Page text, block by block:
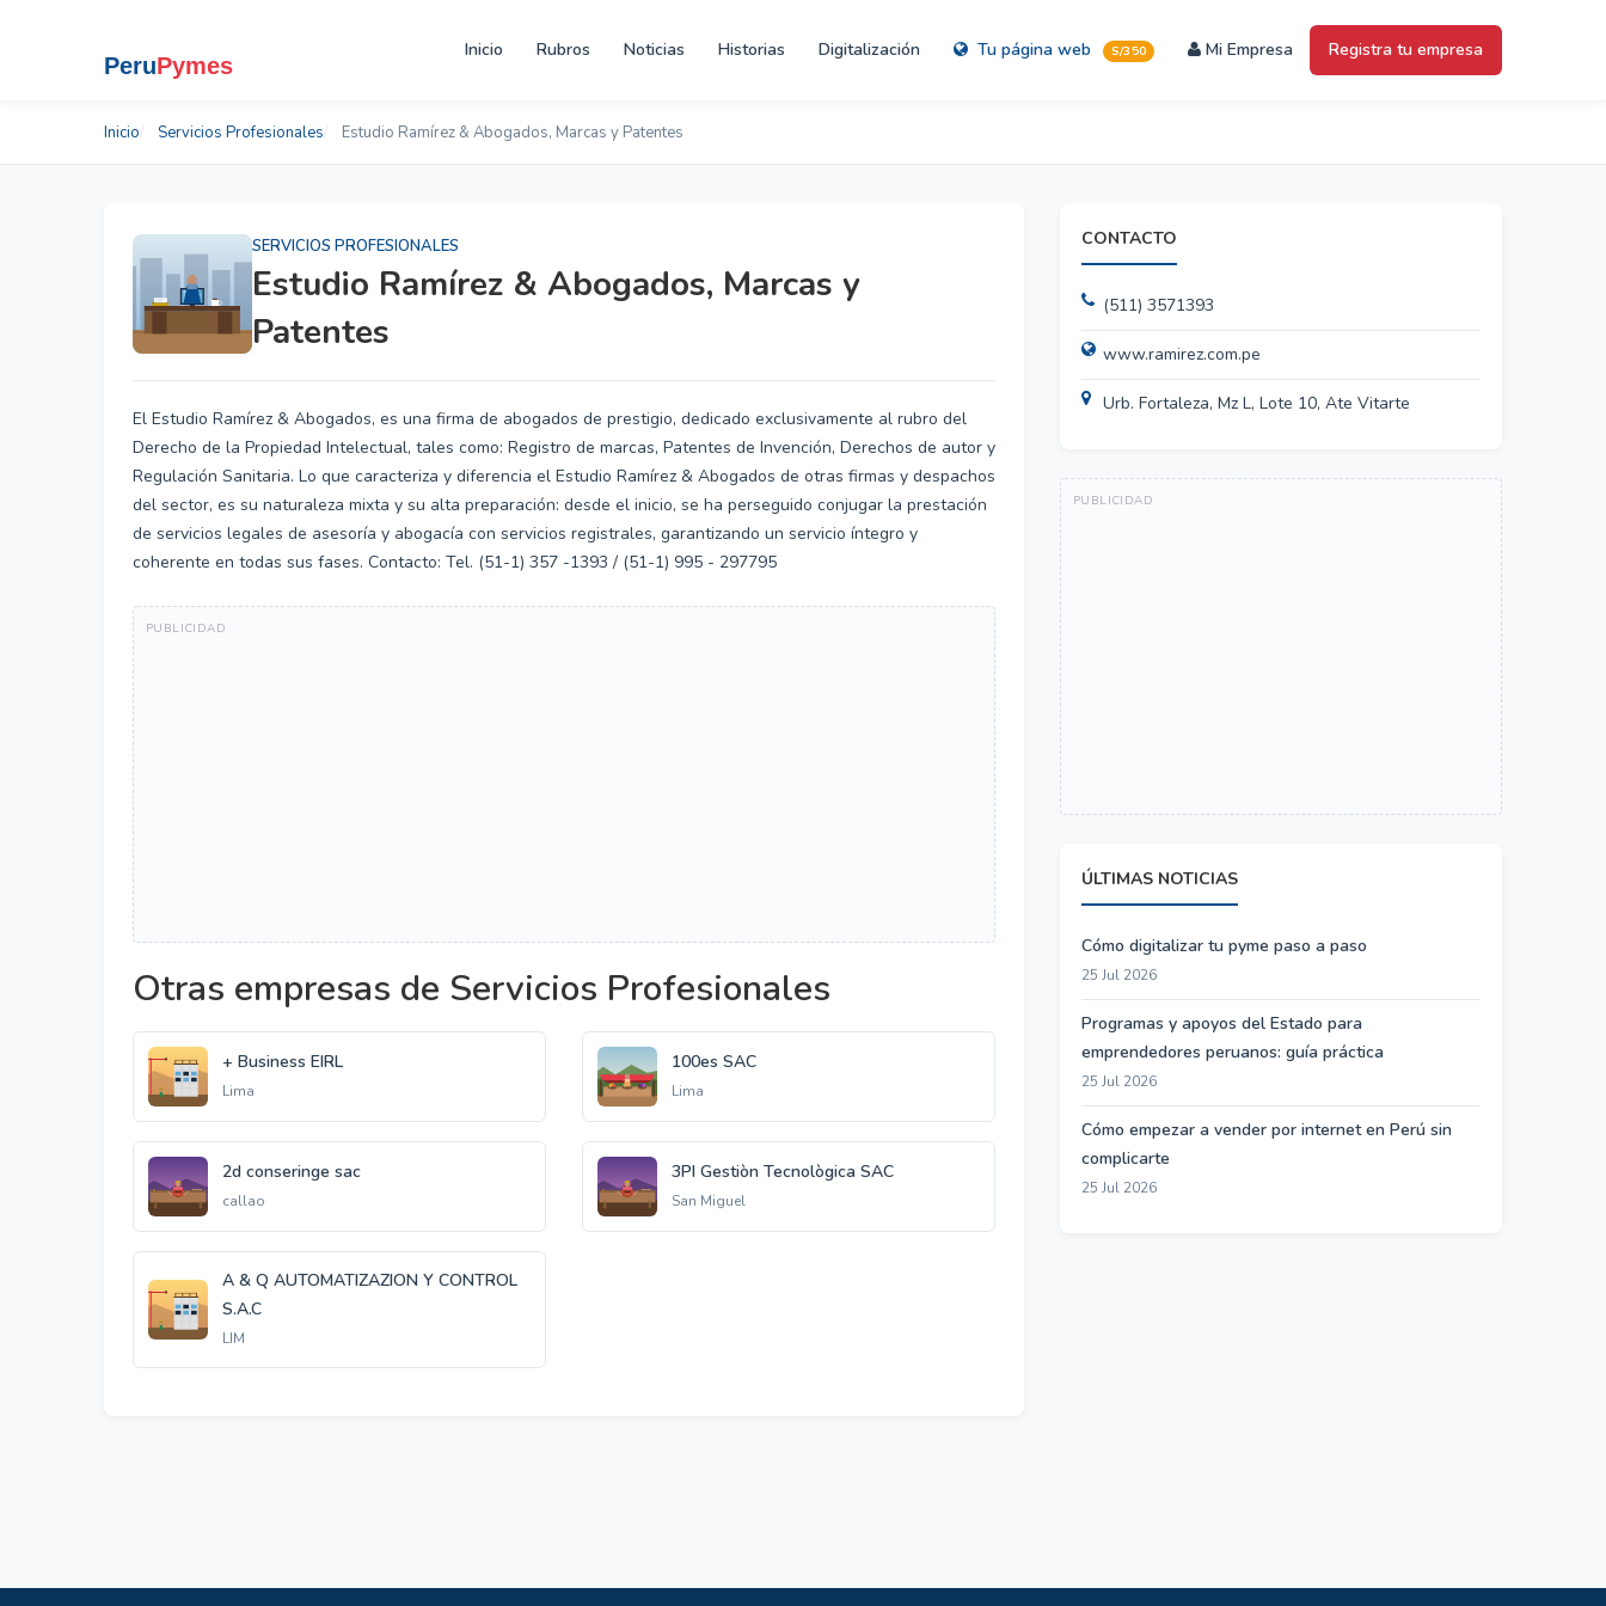
Inicio Rubros Noticias Historias Digitalización Tu página web S/350 Mi Empresa Registra tu empresa
Inicio Servicios Profesionales Estudio Ramírez & Abogados, Marcas y Patentes
SERVICIOS PROFESIONALES
Estudio Ramírez & Abogados, Marcas y
Patentes
El Estudio Ramírez & Abogados, es una firma de abogados de prestigio, dedicado exclusivamente al rubro del
Derecho de la Propiedad Intelectual, tales como: Registro de marcas, Patentes de Invención, Derechos de autor y
Regulación Sanitaria. Lo que caracteriza y diferencia el Estudio Ramírez & Abogados de otras firmas y despachos
del sector, es su naturaleza mixta y su alta preparación: desde el inicio, se ha perseguido conjugar la prestación
de servicios legales de asesoría y abogacía con servicios registrales, garantizando un servicio íntegro y
coherente en todas sus fases. Contacto: Tel. (51-1) 357 -1393 / (51-1) 995 - 297795
Otras empresas de Servicios Profesionales
+ Business EIRL
Lima
100es SAC
Lima
2d conseringe sac
callao
3PI Gestiòn Tecnològica SAC
San Miguel
A & Q AUTOMATIZAZION Y CONTROL
S.A.C
LIM
CONTACTO
(511) 3571393
www.ramirez.com.pe
Urb. Fortaleza, Mz L, Lote 10, Ate Vitarte
ÚLTIMAS NOTICIAS
Cómo digitalizar tu pyme paso a paso
25 Jul 2026
Programas y apoyos del Estado para
emprendedores peruanos: guía práctica
25 Jul 2026
Cómo empezar a vender por internet en Perú sin
complicarte
25 Jul 2026